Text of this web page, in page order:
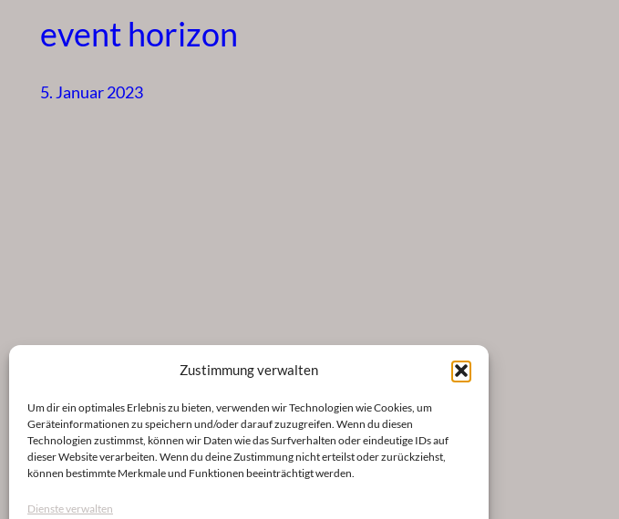
Zustimmung verwalten
Um dir ein optimales Erlebnis zu bieten, verwenden wir Technologien wie Cookies, um
Geräteinformationen zu speichern und/oder darauf zuzugreifen. Wenn du diesen
Technologien zustimmst, können wir Daten wie das Surfverhalten oder eindeutige IDs auf
dieser Website verarbeiten. Wenn du deine Zustimmung nicht erteilst oder zurückziehst,
können bestimmte Merkmale und Funktionen beeinträchtigt werden.
Dienste verwalten
event horizon
5. Januar 2023